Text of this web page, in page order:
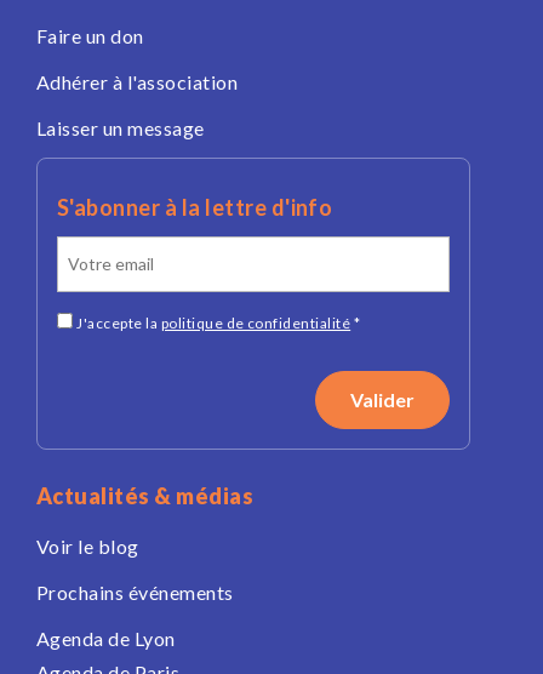
Faire un don
Adhérer à l'association
Laisser un message
S'abonner à la lettre d'info
J'accepte la politique de confidentialité *
Actualités & médias
Voir le blog
Prochains événements
Agenda de Lyon